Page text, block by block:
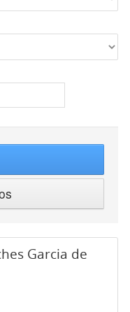
Garcia de